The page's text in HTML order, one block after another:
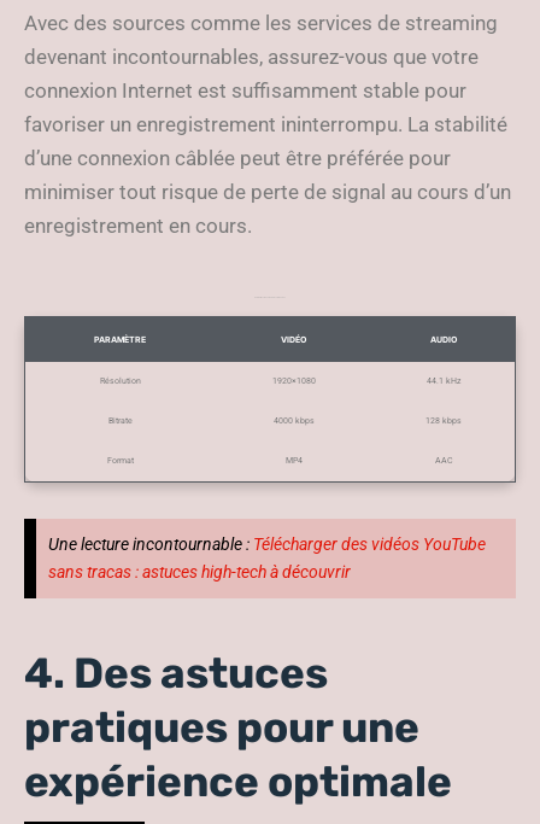
Avec des sources comme les services de streaming
devenant incontournables, assurez-vous que votre
connexion Internet est suffisamment stable pour
favoriser un enregistrement ininterrompu. La stabilité
d’une connexion câblée peut être préférée pour
minimiser tout risque de perte de signal au cours d’un
enregistrement en cours.
PARAMÈTRE VIDÉO AUDIO
Résolution 1920×1080 44.1 kHz
Bitrate 4000 kbps 128 kbps
Format MP4 AAC
Une lecture incontournable : Télécharger des vidéos YouTube
sans tracas : astuces high-tech à découvrir
4. Des astuces
pratiques pour une
expérience optimale